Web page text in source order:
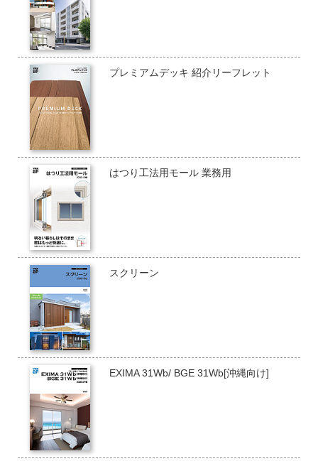
プレミアムデッキ 紹介リーフレット
はつり工法用モール 業務用
スクリーン
EXIMA 31Wb/ BGE 31Wb[沖縄向け]